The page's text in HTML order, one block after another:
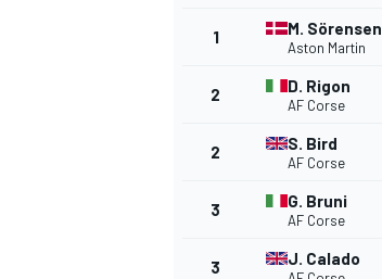
1 M. Sörensen
Aston Martin
2 D. Rigon
AF Corse
2 S. Bird
AF Corse
3 G. Bruni
AF Corse
3 J. Calado